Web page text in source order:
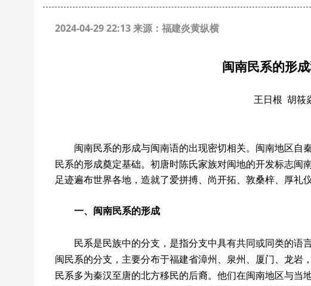
2024-04-29 22:13 来源：福建炎黄纵横
闽南民系的形
王日根 胡筱
闽南民系的形成与闽南语的出现密切相关。闽南地区自
民系的形成奠定基础。初唐时陈氏家族对闽地的开发标志闽
足迹遍布世界各地，造就了爱拼搏、尚开拓、敦桑梓、厚礼
一、闽南民系的形成
民系是民族中的分支，是指分支中具有共同或同类的语
闽民系的分支，主要分布于福建省漳州、泉州、厦门、龙岩
民系多为秦汉至唐的北方移民的后裔。他们在闽南地区与当